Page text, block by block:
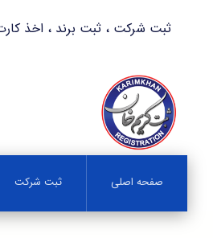
ثبت شرکت ، ثبت برند ، اخذ کارت
صفحه اصلی ثبت شرکت